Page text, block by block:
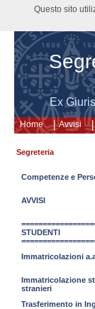
Ex
Home Avvisi
Segreteria
Competenze e
AVVISI
STUDENTI
Immatricolazioni
Immatricolazione
stranieri
Trasferimento in
Questo sito